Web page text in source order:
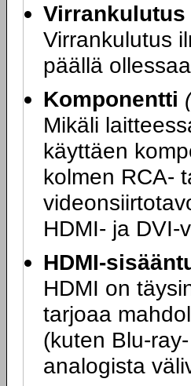
Virrankulutus
Virrankulutus
päällä
Komponentti (
Mikäli
käyttäen
kolmen RCA-
HDMI- ja
HDMI-
HDMI on
tarjoaa
(kuten Blu-
analogista